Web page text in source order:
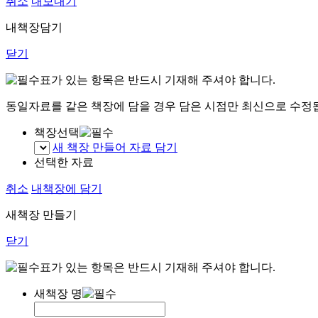
내책장담기
닫기
표가 있는 항목은 반드시 기재해 주셔야 합니다.
동일자료를 같은 책장에 담을 경우 담은 시점만 최신으로 수정
책장선택
새 책장 만들어 자료 담기
선택한 자료
취소 내책장에 담기
새책장 만들기
닫기
표가 있는 항목은 반드시 기재해 주셔야 합니다.
새책장 명